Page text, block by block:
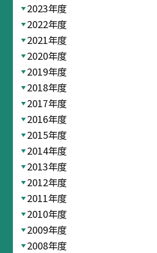
2023年度
2022年度
2021年度
2020年度
2019年度
2018年度
2017年度
2016年度
2015年度
2014年度
2013年度
2012年度
2011年度
2010年度
2009年度
2008年度